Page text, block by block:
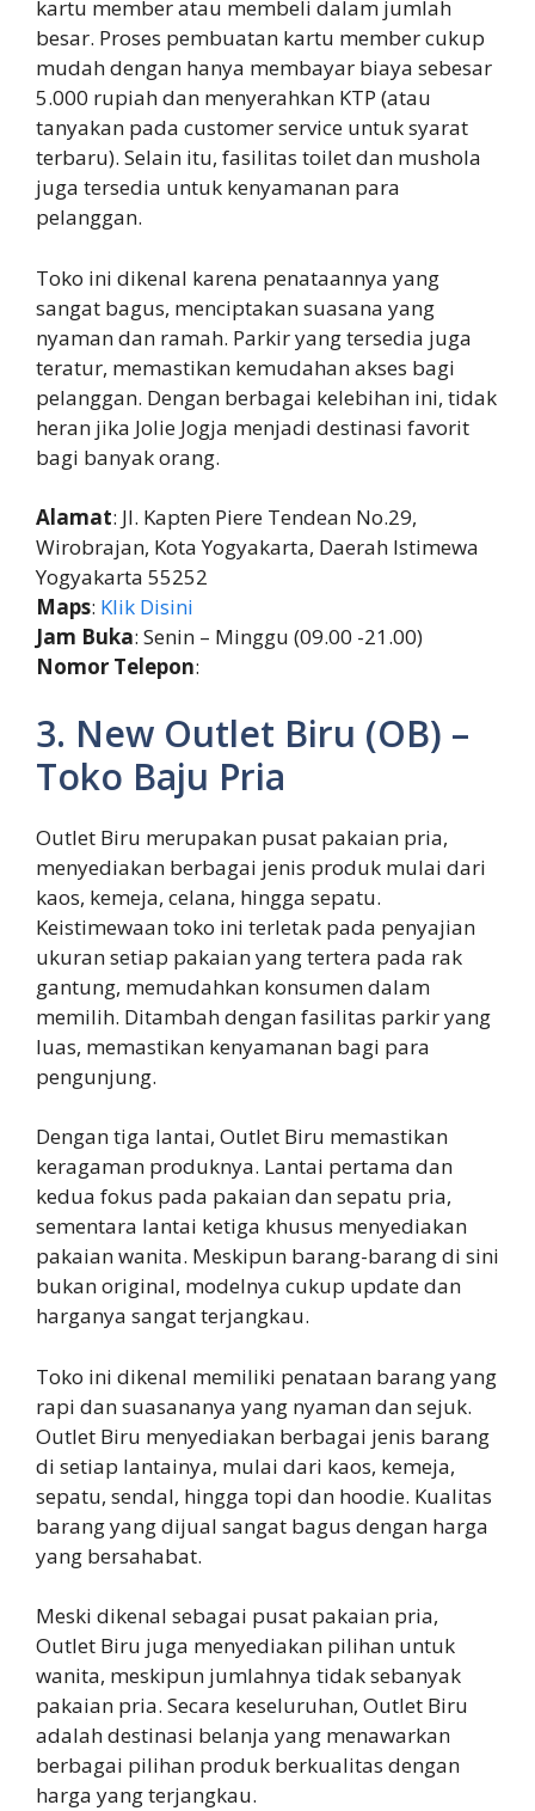
kartu member atau membeli dalam jumlah
besar. Proses pembuatan kartu member cukup
mudah dengan hanya membayar biaya sebesar
5.000 rupiah dan menyerahkan KTP (atau
tanyakan pada customer service untuk syarat
terbaru). Selain itu, fasilitas toilet dan mushola
juga tersedia untuk kenyamanan para
pelanggan.
Toko ini dikenal karena penataannya yang
sangat bagus, menciptakan suasana yang
nyaman dan ramah. Parkir yang tersedia juga
teratur, memastikan kemudahan akses bagi
pelanggan. Dengan berbagai kelebihan ini, tidak
heran jika Jolie Jogja menjadi destinasi favorit
bagi banyak orang.
Alamat: Jl. Kapten Piere Tendean No.29,
Wirobrajan, Kota Yogyakarta, Daerah Istimewa
Yogyakarta 55252
Maps: Klik Disini
Jam Buka: Senin – Minggu (09.00 -21.00)
Nomor Telepon:
3. New Outlet Biru (OB) –
Toko Baju Pria
Outlet Biru merupakan pusat pakaian pria,
menyediakan berbagai jenis produk mulai dari
kaos, kemeja, celana, hingga sepatu.
Keistimewaan toko ini terletak pada penyajian
ukuran setiap pakaian yang tertera pada rak
gantung, memudahkan konsumen dalam
memilih. Ditambah dengan fasilitas parkir yang
luas, memastikan kenyamanan bagi para
pengunjung.
Dengan tiga lantai, Outlet Biru memastikan
keragaman produknya. Lantai pertama dan
kedua fokus pada pakaian dan sepatu pria,
sementara lantai ketiga khusus menyediakan
pakaian wanita. Meskipun barang-barang di sini
bukan original, modelnya cukup update dan
harganya sangat terjangkau.
Toko ini dikenal memiliki penataan barang yang
rapi dan suasananya yang nyaman dan sejuk.
Outlet Biru menyediakan berbagai jenis barang
di setiap lantainya, mulai dari kaos, kemeja,
sepatu, sendal, hingga topi dan hoodie. Kualitas
barang yang dijual sangat bagus dengan harga
yang bersahabat.
Meski dikenal sebagai pusat pakaian pria,
Outlet Biru juga menyediakan pilihan untuk
wanita, meskipun jumlahnya tidak sebanyak
pakaian pria. Secara keseluruhan, Outlet Biru
adalah destinasi belanja yang menawarkan
berbagai pilihan produk berkualitas dengan
harga yang terjangkau.